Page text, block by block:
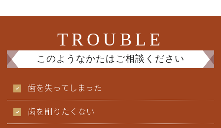
TROUBLE
このようなかたはご相談ください
歯を失ってしまった
歯を削りたくない